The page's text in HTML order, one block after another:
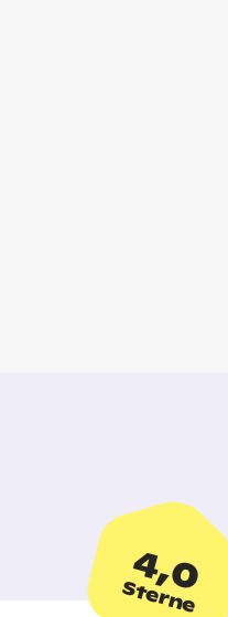
4,0
Sterne